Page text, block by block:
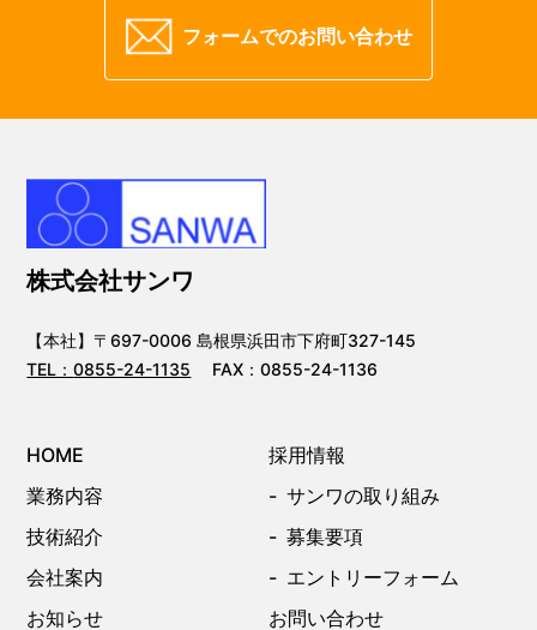
フォームでのお問い合わせ
株式会社サンワ
【本社】〒697-0006 島根県浜田市下府町327-145
TEL：0855-24-1135 FAX：0855-24-1136
HOME
業務内容
技術紹介
会社案内
お知らせ
採用情報
サンワの取り組み
募集要項
エントリーフォーム
お問い合わせ